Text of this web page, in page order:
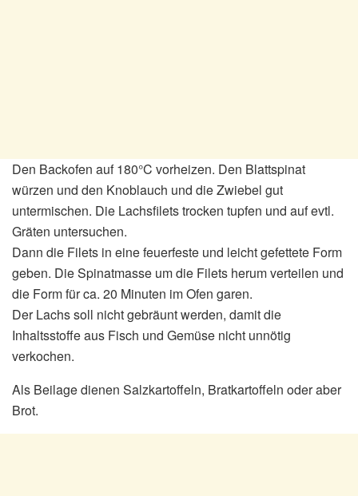
Den Backofen auf 180°C vorheizen. Den Blattspinat
würzen und den Knoblauch und die Zwiebel gut
untermischen. Die Lachsfilets trocken tupfen und auf evtl.
Gräten untersuchen.
Dann die Filets in eine feuerfeste und leicht gefettete Form
geben. Die Spinatmasse um die Filets herum verteilen und
die Form für ca. 20 Minuten im Ofen garen.
Der Lachs soll nicht gebräunt werden, damit die
Inhaltsstoffe aus Fisch und Gemüse nicht unnötig
verkochen.
Als Beilage dienen Salzkartoffeln, Bratkartoffeln oder aber
Brot.